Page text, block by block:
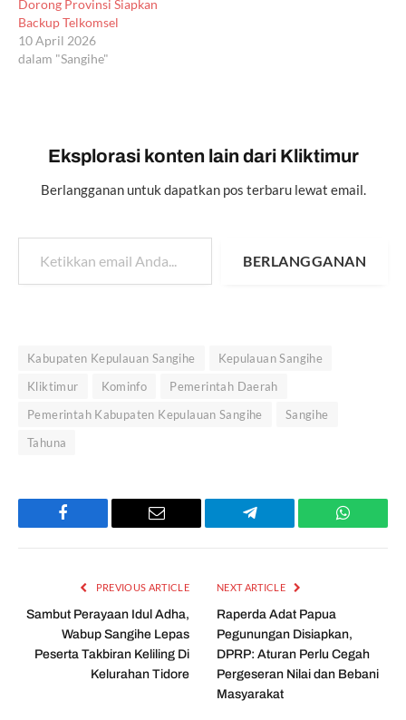
Dorong Provinsi Siapkan
Backup Telkomsel
10 April 2026
dalam "Sangihe"
Eksplorasi konten lain dari Kliktimur
Berlangganan untuk dapatkan pos terbaru lewat email.
Ketikkan email Anda...
BERLANGGANAN
Kabupaten Kepulauan Sangihe
Kepulauan Sangihe
Kliktimur
Kominfo
Pemerintah Daerah
Pemerintah Kabupaten Kepulauan Sangihe
Sangihe
Tahuna
Facebook Email Telegram
PREVIOUS ARTICLE
Sambut Perayaan Idul Adha,
Wabup Sangihe Lepas
Peserta Takbiran Keliling Di
Kelurahan Tidore
NEXT ARTICLE
Raperda Adat Papua
Pegunungan Disiapkan,
DPRP: Aturan Perlu Cegah
Pergeseran Nilai dan Bebani
Masyarakat